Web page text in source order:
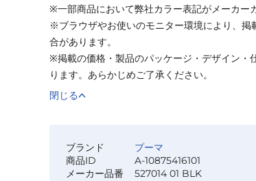
※一部商品において弊社カラー表記がメーカー
※ブラウザやお使いのモニター環境により、
合があります。
※掲載の価格・製品のパッケージ・デザイン・
ります。あらかじめご了承ください。
閉じる
ブランド
プーマ
商品ID
A-10875416101
メーカー品番
527014 01 BLK